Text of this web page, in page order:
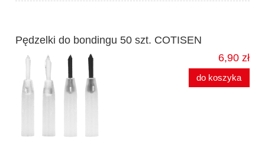
Pędzelki do bondingu 50 szt. COTISEN
6,90 zł
do koszyka